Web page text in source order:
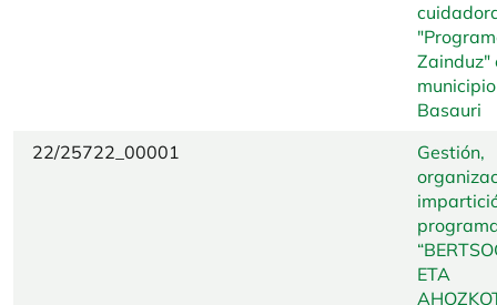
Zainduz"
Basauri
22/25722_00001
Gestión,
ETA